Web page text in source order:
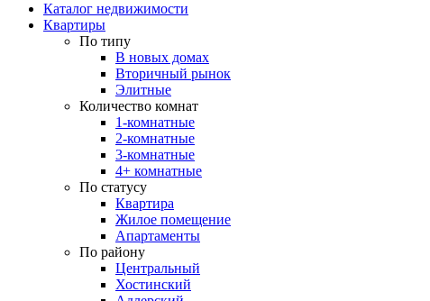
Каталог недвижимости
Квартиры
По типу
В новых домах
Вторичный рынок
Элитные
Количество комнат
1-комнатные
2-комнатные
3-комнатные
4+ комнатные
По статусу
Квартира
Жилое помещение
Апартаменты
По району
Центральный
Хостинский